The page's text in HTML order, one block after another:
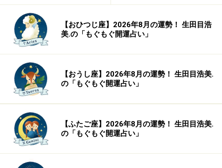
てんびん座さん（9月23日～10月23日生まれ）の幸せの
カルテ
さそり座さん（10月24日～11月22日生まれ）の幸せの
カルテ
いて座さん（11月23日～12月21日生まれ）の幸せのカ
ルテ
やぎ座さん（12月22日～1月19日生まれ）の幸せのカル
テ
みずがめ座さん（1月20日～2月18日生まれ）の幸せの
カルテ
うお座さん（2月19日～3月20日生まれ）の幸せのカル
【おひつじ座】2026年8月の運勢！ 生田目浩
美.の「もぐもぐ開運占い」
【おうし座】2026年8月の運勢！ 生田目浩美.
の「もぐもぐ開運占い」
【ふたご座】2026年8月の運勢！ 生田目浩美.
の「もぐもぐ開運占い」